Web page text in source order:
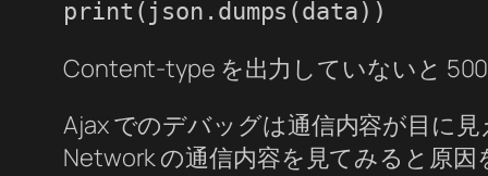
print(json.dumps(data))
Content-type を出力していないと
Ajax でのデバッグは通信内容が目に
Network の通信内容を見てみると原